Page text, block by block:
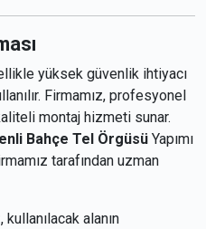
yüksek güvenlik ihtiyacı
Firmamız, profesyonel
montaj hizmeti sunar.
Bahçe Tel Örgüsü Yapımı
tarafından uzman
alanın